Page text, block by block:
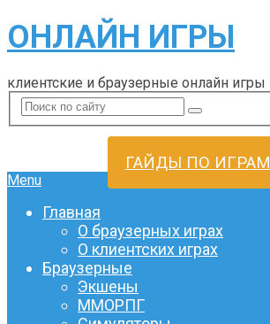
ОНЛАЙН ИГРЫ
клиентские и браузерные онлайн игры
ГАЙДЫ ПО ИГРАМ
Menu
Главная
О браузерных играх
О клиентских играх
Браузерные
Экшены
ММОРПГ